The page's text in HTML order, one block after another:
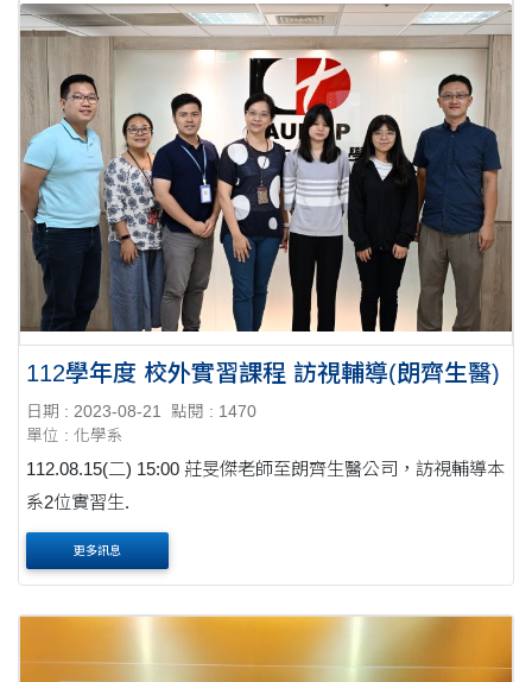
112學年度 校外實習課程 訪視輔導(朗齊生醫)
日期 : 2023-08-21
點閱 : 1470
單位 : 化學系
112.08.15(二) 15:00 莊旻傑老師至朗齊生醫公司，訪視輔導本
系2位實習生.
更多訊息